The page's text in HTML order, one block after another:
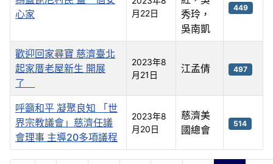
文章
心家
月22日
秀玲，
吳南凱
449
歡迎回家尋寶 慈濟臺北
起家厝老屋新生 開展
了
2023年8
月21日
江孟倩 497
呼籲和平 凝聚良知 「世
界宗教議會」慈濟任議
會理事 主導20多項議程
2023年8
月20日
慈濟美
國總會
514